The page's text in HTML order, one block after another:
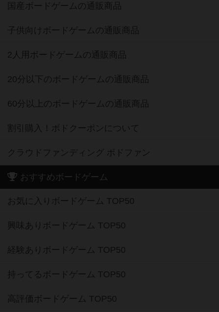
国産ボードゲームの通販商品
子供向けボードゲームの通販商品
2人用ボードゲームの通販商品
20分以下のボードゲームの通販商品
60分以上のボードゲームの通販商品
割引購入！ボドクーポンについて
クラウドファンディング ボドファン
おすすめボードゲーム
お気に入りボードゲーム TOP50
興味ありボードゲーム TOP50
経験ありボードゲーム TOP50
持ってるボードゲーム TOP50
高評価ボードゲーム TOP50